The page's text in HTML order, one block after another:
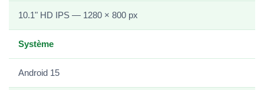
10.1" HD IPS — 1280 × 800 px
Système
Android 15